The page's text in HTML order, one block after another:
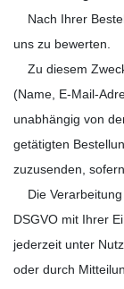
Nach Ihrer
uns zu bewerten.
Zu diesem
(Name, E-Mail-
unabhängig von
getätigten
zuzusenden,
Die Verarbeitung
DSGVO mit Ihrer
jederzeit unter
oder durch